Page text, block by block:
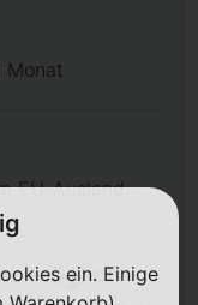
Monat
EU-Ausland
möglich
ein. Einige